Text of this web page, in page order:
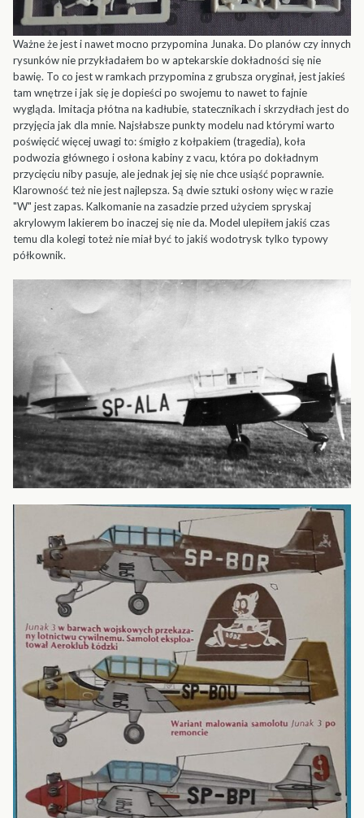
Ważne że jest i nawet mocno przypomina Junaka. Do planów czy innych
rysunków nie przykładałem bo w aptekarskie dokładności się nie
bawię. To co jest w ramkach przypomina z grubsza oryginał, jest jakieś
tam wnętrze i jak się je dopieści po swojemu to nawet to fajnie
wygląda. Imitacja płótna na kadłubie, statecznikach i skrzydłach jest do
przyjęcia jak dla mnie. Najsłabsze punkty modelu nad którymi warto
poświęcić więcej uwagi to: śmigło z kołpakiem (tragedia), koła
podwozia głównego i osłona kabiny z vacu, która po dokładnym
przycięciu niby pasuje, ale jednak jej się nie chce usiąść poprawnie.
Klarowność też nie jest najlepsza. Są dwie sztuki osłony więc w razie
"W" jest zapas. Kalkomanie na zasadzie przed użyciem spryskaj
akrylowym lakierem bo inaczej się nie da. Model ulepiłem jakiś czas
temu dla kolegi toteż nie miał być to jakiś wodotrysk tylko typowy
półkownik.